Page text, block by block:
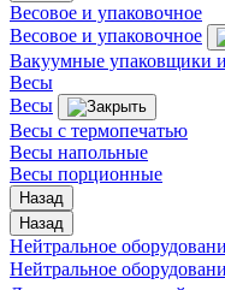
Весовое и упаковочное
Весовое и упаковочное
Вакуумные упаковщики
Весы
Весы
Весы с термопечатью
Весы напольные
Весы порционные
Назад
Назад
Нейтральное
Нейтральное